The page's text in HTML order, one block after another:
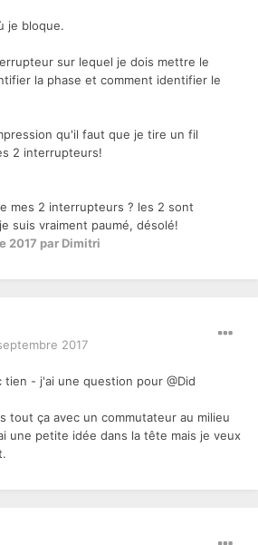
je bloque.
sur lequel je dois mettre le
la phase et comment identifier le
qu'il faut que je tire un fil
2 interrupteurs!
mes 2 interrupteurs ? les 2 sont
suis vraiment paumé, désolé!
2017 par Dimitri
2017
tien - j'ai une question pour @Did
tout ça avec un commutateur au milieu
une petite idée dans la tête mais je veux